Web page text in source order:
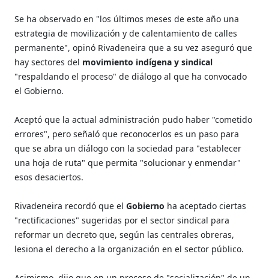
Se ha observado en "los últimos meses de este año una
estrategia de movilización y de calentamiento de calles
permanente", opinó Rivadeneira que a su vez aseguró que
hay sectores del movimiento indígena y sindical
"respaldando el proceso" de diálogo al que ha convocado
el Gobierno.
Aceptó que la actual administración pudo haber "cometido
errores", pero señaló que reconocerlos es un paso para
que se abra un diálogo con la sociedad para "establecer
una hoja de ruta" que permita "solucionar y enmendar"
esos desaciertos.
Rivadeneira recordó que el Gobierno ha aceptado ciertas
"rectificaciones" sugeridas por el sector sindical para
reformar un decreto que, según las centrales obreras,
lesiona el derecho a la organización en el sector público.